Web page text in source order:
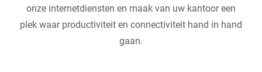
onze internetdiensten en maak van uw kantoor een
plek waar productiviteit en connectiviteit hand in hand
gaan.